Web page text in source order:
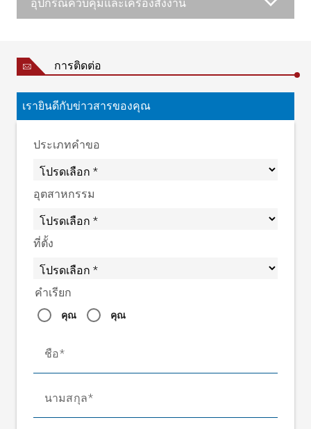
อุปกรณ์ควบคุมและเครื่องสั่งงาน
การติดต่อ
เรายินดีกับข่าวสารของคุณ
ประเภทคำขอ
อุตสาหกรรม
ที่ตั้ง
คำเรียก
คุณ คุณ
ชื่อ
นามสกุล